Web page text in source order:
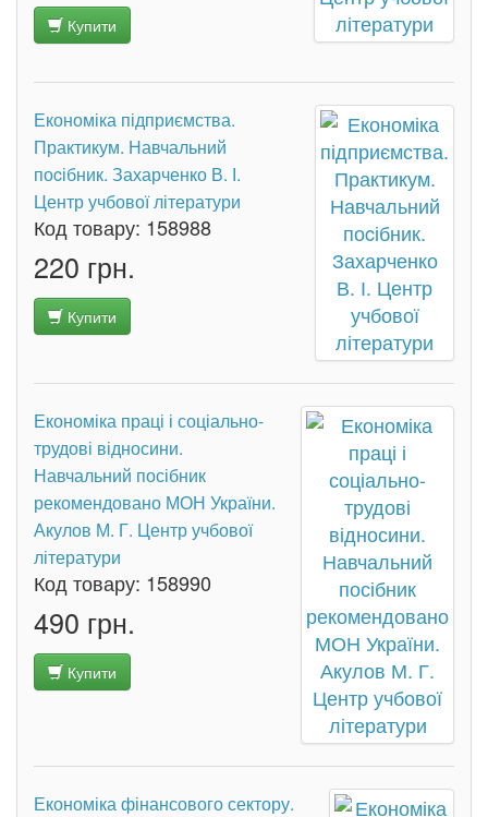
Купити
Економіка підприємства.
Практикум. Навчальний
поcібник. Захарченко В. І.
Центр учбової літератури
Код товару: 158988
220 грн.
Купити
Економіка праці і соціально-
трудові відносини.
Навчальний посібник
рекомендовано МОН України.
Акулов М. Г. Центр учбової
літератури
Код товару: 158990
490 грн.
Купити
Економіка фінансового сектору.